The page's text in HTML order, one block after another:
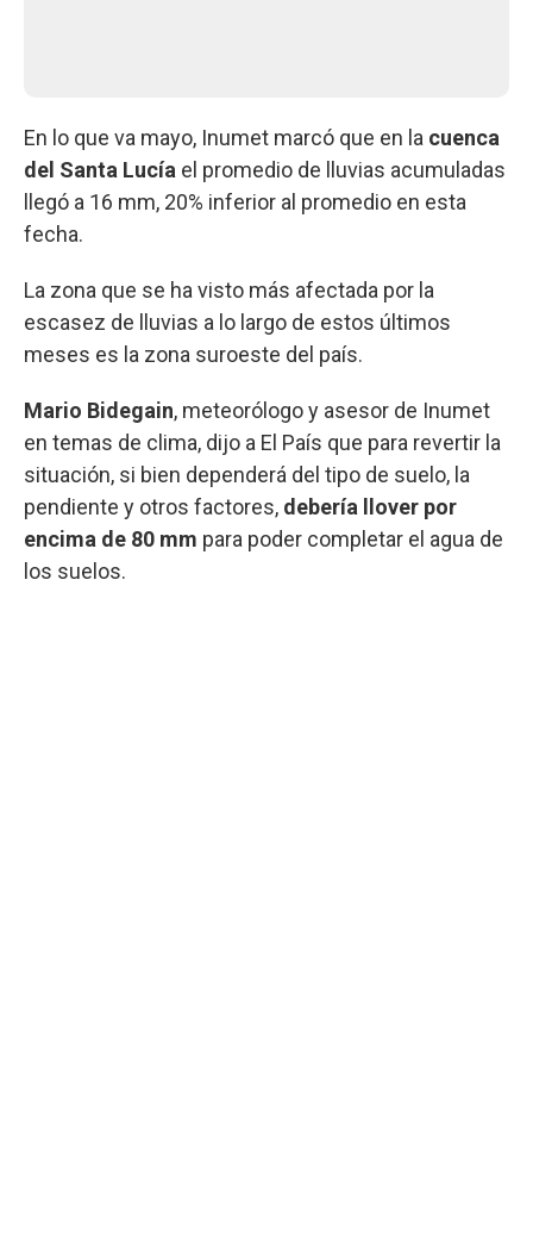
En lo que va mayo, Inumet marcó que en la cuenca
del Santa Lucía el promedio de lluvias acumuladas
llegó a 16 mm, 20% inferior al promedio en esta
fecha.
La zona que se ha visto más afectada por la
escasez de lluvias a lo largo de estos últimos
meses es la zona suroeste del país.
Mario Bidegain, meteorólogo y asesor de Inumet
en temas de clima, dijo a El País que para revertir la
situación, si bien dependerá del tipo de suelo, la
pendiente y otros factores, debería llover por
encima de 80 mm para poder completar el agua de
los suelos.